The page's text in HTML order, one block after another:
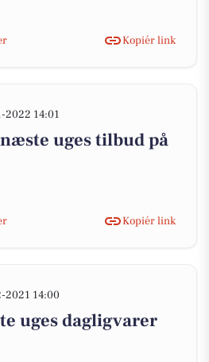
Kopiér link
2022 14:01
uges tilbud på
Kopiér link
2021 14:00
uges dagligvarer